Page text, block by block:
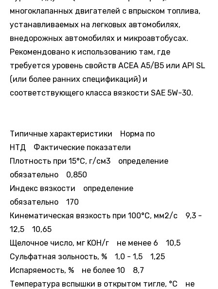
многоклапанных двигателей с впрыском топлива,
устанавливаемых на легковых автомобилях,
внедорожных автомобилях и микроавтобусах.
Рекомендовано к использованию там, где
требуется уровень свойств ACEA А5/B5 или API SL
(или более ранних спецификаций) и
соответствующего класса вязкости SAE 5W-30.
Типичные характеристики Норма по
НТД Фактические показатели
Плотность при 15°С, г/см3 определение
обязательно 0,850
Индекс вязкости определение
обязательно 170
Кинематическая вязкость при 100°С, мм2/с 9,3 -
12,5 10,65
Щелочное число, мг KOH/г не менее 6 10,5
Сульфатная зольность, % 1,0 - 1,5 1,25
Испаряемость, % не более 10 8,7
Температура вспышки в открытом тигле, °С не